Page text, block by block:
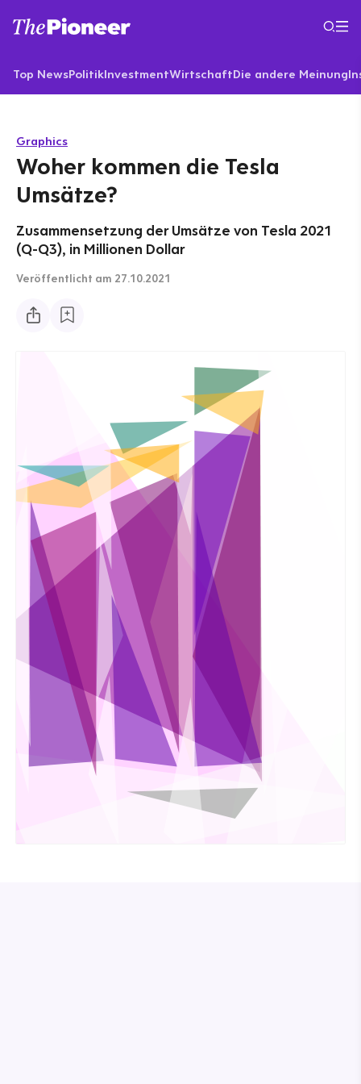
Top NewsPolitikInvestmentWirtschaftDie andere Meinung
Graphics
Woher kommen die Tesla
Umsätze?
Zusammensetzung der Umsätze von Tesla 2021
(Q-Q3), in Millionen Dollar
Veröffentlicht am 27.10.2021